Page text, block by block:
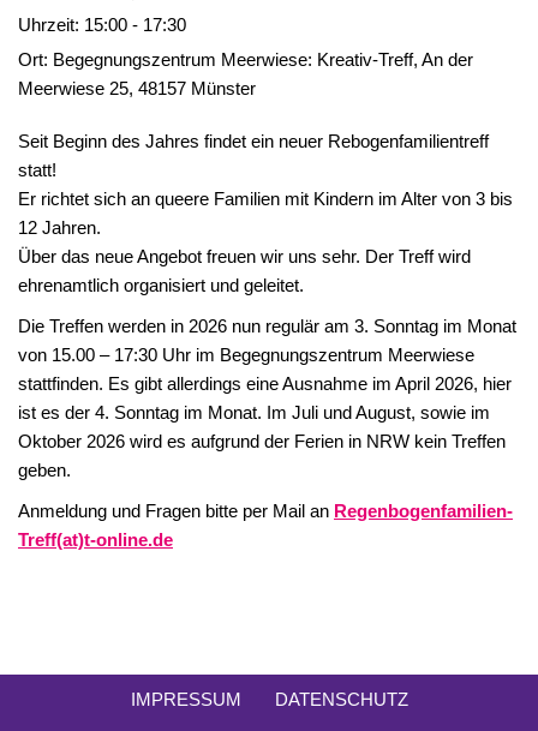
Uhrzeit: 15:00 - 17:30
Ort: Begegnungszentrum Meerwiese: Kreativ-Treff, An der
Meerwiese 25, 48157 Münster
Seit Beginn des Jahres findet ein neuer Rebogenfamilientreff
statt!
Er richtet sich an queere Familien mit Kindern im Alter von 3 bis
12 Jahren.
Über das neue Angebot freuen wir uns sehr. Der Treff wird
ehrenamtlich organisiert und geleitet.
Die Treffen werden in 2026 nun regulär am 3. Sonntag im Monat
von 15.00 – 17:30 Uhr im Begegnungszentrum Meerwiese
stattfinden. Es gibt allerdings eine Ausnahme im April 2026, hier
ist es der 4. Sonntag im Monat. Im Juli und August, sowie im
Oktober 2026 wird es aufgrund der Ferien in NRW kein Treffen
geben.
Anmeldung und Fragen bitte per Mail an Regenbogenfamilien-
Treff(at)t-online.de
IMPRESSUM DATENSCHUTZ